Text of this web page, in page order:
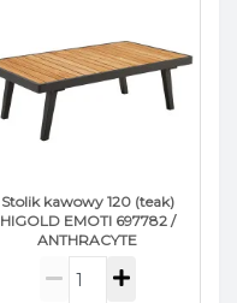
Stolik kawowy 120 (teak)
HIGOLD EMOTI 697782 /
ANTHRACYTE